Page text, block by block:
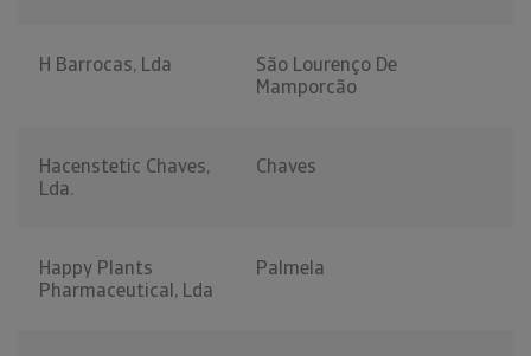
H Barrocas, Lda
São Lourenço De
Mamporcão
Hacenstetic Chaves,
Lda.
Chaves
Happy Plants
Pharmaceutical, Lda
Palmela